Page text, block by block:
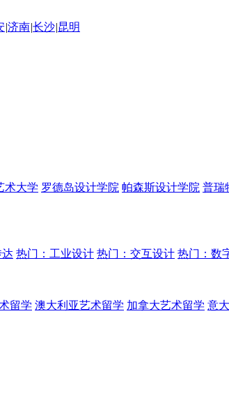
|济南|长沙|昆明
术大学 罗德岛设计学院 帕森斯设计学院 普瑞
热门：工业设计 热门：交互设计 热门：数
留学 澳大利亚艺术留学 加拿大艺术留学 意